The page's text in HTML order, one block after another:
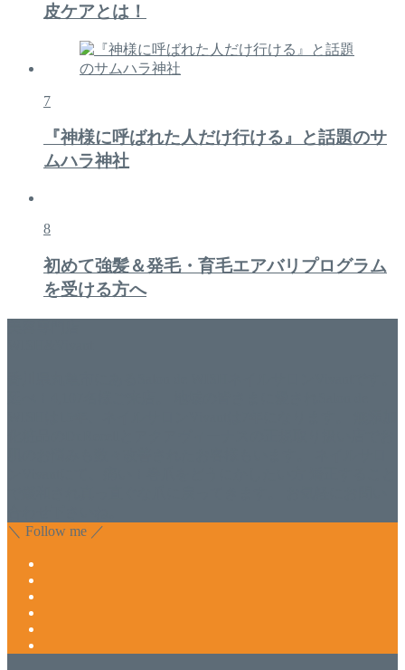
皮ケアとは！
7
『神様に呼ばれた人だけ行ける』と話題のサ
ムハラ神社
8
初めて強髪＆発毛・育毛エアバリプログラム
を受ける方へ
＼ Follow me ／